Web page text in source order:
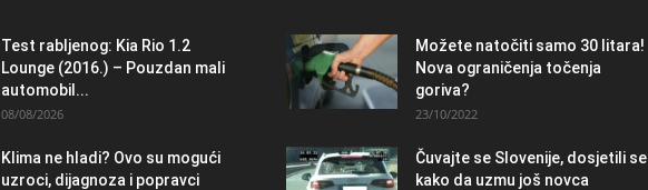
Test rabljenog: Kia Rio 1.2
Lounge (2016.) – Pouzdan mali
automobil...
08/08/2026
Klima ne hladi? Ovo su mogući
uzroci, dijagnoza i popravci
Možete natočiti samo 30 litara!
Nova ograničenja točenja
goriva?
23/10/2022
Čuvajte se Slovenije, dosjetili se
kako da uzmu još novca